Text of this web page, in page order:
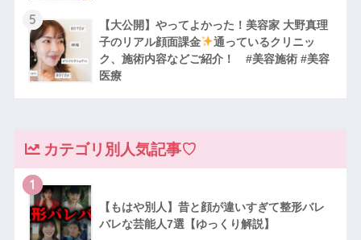
5
【大公開】やってよかった！美容家 大野真理
子のリアル顔面課金
通っているクリニッ
ク、施術内容などご紹介！ #美容施術 #美容
医療
カテゴリ別人気記事♡
1
【もはや別人】昔と顔が違いすぎて整形バレ
バレな芸能人7選【ゆっくり解説】